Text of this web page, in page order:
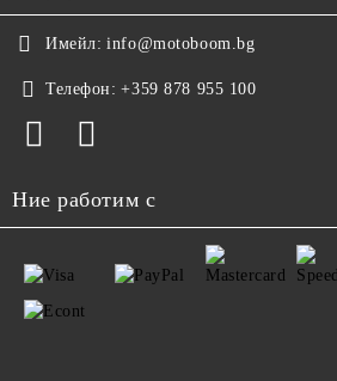
Имейл: info@motoboom.bg
Телефон: +359 878 955 100
Ние работим с